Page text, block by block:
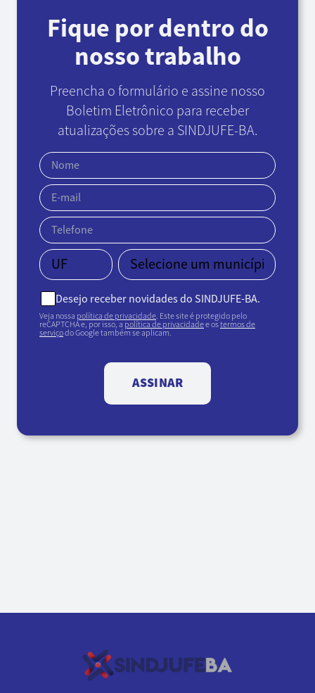
Fique por dentro do
nosso trabalho
Preencha o formulário e assine nosso
Boletim Eletrônico para receber
atualizações sobre a SINDJUFE-BA.
Desejo receber novidades do SINDJUFE-BA.
Veja nossa política de privacidade. Este site é protegido pelo
reCAPTCHA e, por isso, a política de privacidadee ostermos de
serviçodo Google também se aplicam.
ASSINAR